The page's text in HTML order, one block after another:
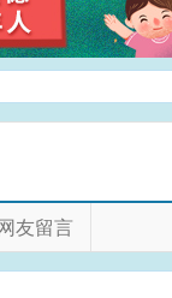
友留言